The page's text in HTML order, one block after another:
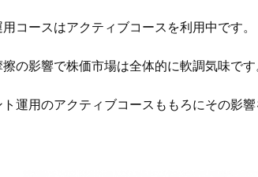
コースはアクティブコースを利用中です。
の影響で株価市場は全体的に軟調気味です
運用のアクティブコースももろにその影響